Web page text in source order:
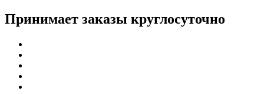
Принимает заказы круглосуточно